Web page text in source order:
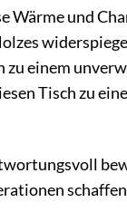
Wärme und
einem
Tisch zu